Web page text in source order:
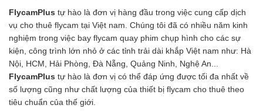
FlycamPlus tự hào là đơn vị hàng đầu trong việc cung cấp dịch
vụ cho thuê flycam tại Việt nam. Chúng tôi đã có nhiều năm kinh
nghiệm trong việc bay flycam quay phim chụp hình cho các sự
kiện, công trình lớn nhỏ ở các tỉnh trải dài khắp Việt nam như: Hà
Nội, HCM, Hải Phòng, Đà Nẵng, Quảng Ninh, Nghệ An...
FlycamPlus tự hào là đơn vị có thể đáp ứng được tối đa nhất về
số lượng cũng như chất lượng của thiết bị flycam cho thuê theo
tiêu chuẩn của thế giới.